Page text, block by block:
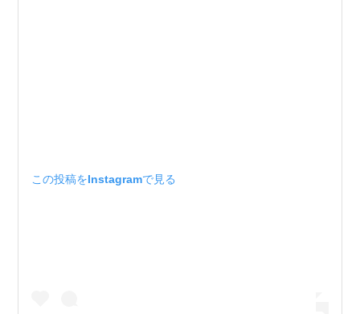
この投稿をInstagramで見る